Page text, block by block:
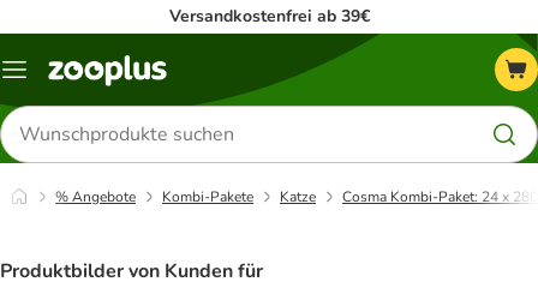
Versandkostenfrei ab 39€
Menü
Produkte
suchen
% Angebote Kombi-Pakete Katze Cosma Kombi-Paket: 24 x
Produktbilder von Kunden für